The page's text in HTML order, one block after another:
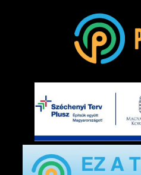
Paks FM